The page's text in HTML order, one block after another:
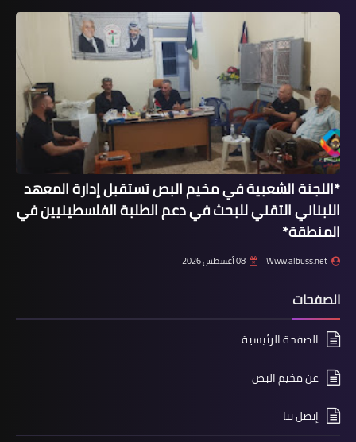
الذكرى (35) لمجزرة صبرا وشاتيلا
محطات
*في الذكرى الـ 35 لمجزرة صبرا وشاتيلا*
*حماس: المجازر لا تسقط بالتقادم..
ولملاحقة الجناة الصهاينة ومرتكبي
المجازر ومحاسبتهم*
*اللجنة الشعبية في مخيم البص تستقبل إدارة المعهد
اللبناني التقني للبحث في دعم الطلبة الفلسطينيين في
المنطقة*
Www.albuss.net 08 أغسطس 2026
الصفحات
الصفحة الرئيسية
عن مخيم البص
إتصل بنا